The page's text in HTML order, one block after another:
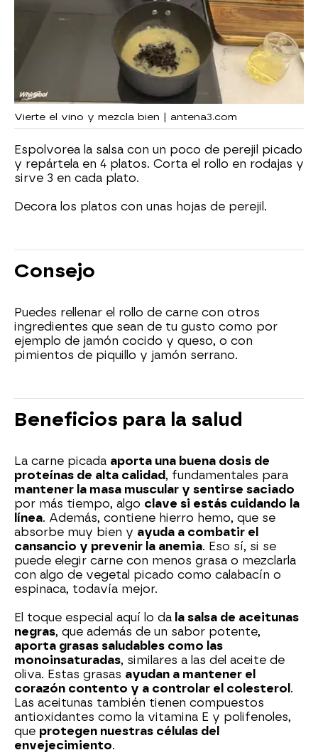
Vierte el vino y mezcla bien | antena3.com
Espolvorea la salsa con un poco de perejil picado
y repártela en 4 platos. Corta el rollo en rodajas y
sirve 3 en cada plato.
Decora los platos con unas hojas de perejil.
Consejo
Puedes rellenar el rollo de carne con otros
ingredientes que sean de tu gusto como por
ejemplo de jamón cocido y queso, o con
pimientos de piquillo y jamón serrano.
Beneficios para la salud
La carne picada aporta una buena dosis de
proteínas de alta calidad, fundamentales para
mantener la masa muscular y sentirse saciado
por más tiempo, algo clave si estás cuidando la
línea. Además, contiene hierro hemo, que se
absorbe muy bien y ayuda a combatir el
cansancio y prevenir la anemia. Eso sí, si se
puede elegir carne con menos grasa o mezclarla
con algo de vegetal picado como calabacín o
espinaca, todavía mejor.
El toque especial aquí lo da la salsa de aceitunas
negras, que además de un sabor potente,
aporta grasas saludables como las
monoinsaturadas, similares a las del aceite de
oliva. Estas grasas ayudan a mantener el
corazón contento y a controlar el colesterol .
Las aceitunas también tienen compuestos
antioxidantes como la vitamina E y polifenoles,
que protegen nuestras células del
envejecimiento.